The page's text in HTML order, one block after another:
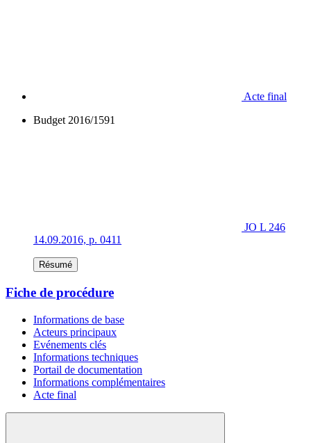
Acte final
Budget 2016/1591
JO L 246
14.09.2016, p. 0411
Résumé
Fiche de procédure
Informations de base
Acteurs principaux
Evénements clés
Informations techniques
Portail de documentation
Informations complémentaires
Acte final